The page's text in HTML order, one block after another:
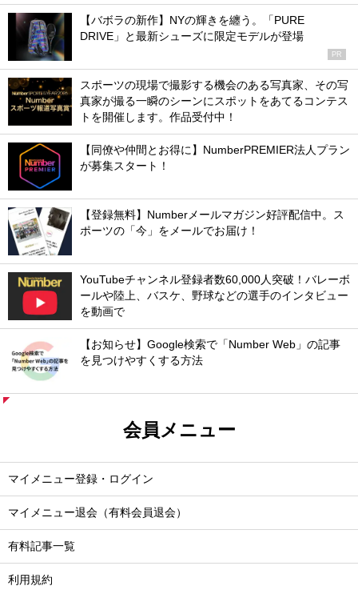
【バボラの新作】NYの輝きを纏う。「PURE
DRIVE」と最新シューズに限定モデルが登場
PR
スポーツの現場で撮影する機会のある写真家、その写
真家が撮る一瞬のシーンにスポットをあてるコンテス
トを開催します。作品受付中！
【同僚や仲間とお得に】NumberPREMIER法人プラン
が募集スタート！
【登録無料】Numberメールマガジン好評配信中。ス
ポーツの「今」をメールでお届け！
YouTubeチャンネル登録者数60,000人突破！バレーボ
ールや陸上、バスケ、野球などの選手のインタビュー
を動画で
【お知らせ】Google検索で「Number Web」の記事
を見つけやすくする方法
会員メニュー
マイメニュー登録・ログイン
マイメニュー退会（有料会員退会）
有料記事一覧
利用規約